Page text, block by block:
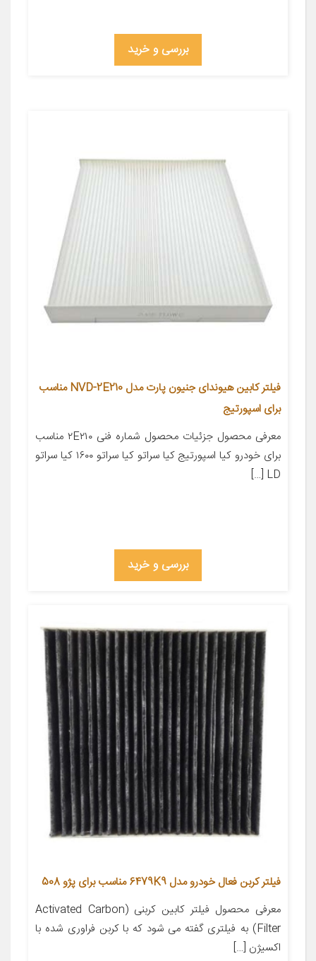
بررسی و خرید
فیلتر کابین هیوندای جنیون پارت مدل NVD-2E210 مناسب
برای اسپورتیج
معرفی محصول جزئیات محصول شماره فنی ۲E۲۱۰ مناسب
برای خودرو کیا اسپورتیج کیا سراتو کیا سراتو ۱۶۰۰ کیا سراتو
LD […]
بررسی و خرید
فیلتر کربن فعال خودرو مدل 6479K9 مناسب برای پژو 508
معرفی محصول فیلتر کابین کربنی (Activated Carbon
Filter) به فیلتری گفته می شود که با کربن فراوری شده با
اکسیژن […]